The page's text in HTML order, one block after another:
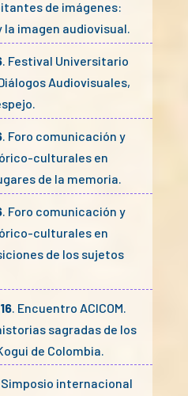
de imágenes:
imagen audiovisual.
. Festival Universitario
Audiovisuales,
. Foro comunicación y
culturales en
de la memoria.
. Foro comunicación y
culturales en
de los sujetos
. Encuentro ACICOM.
sagradas de los
de Colombia.
Simposio internacional